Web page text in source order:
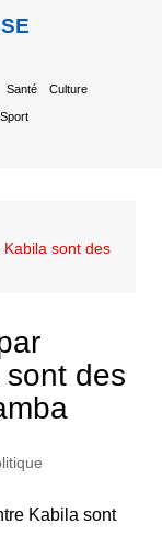
Santé Culture
Sport
sont des
des